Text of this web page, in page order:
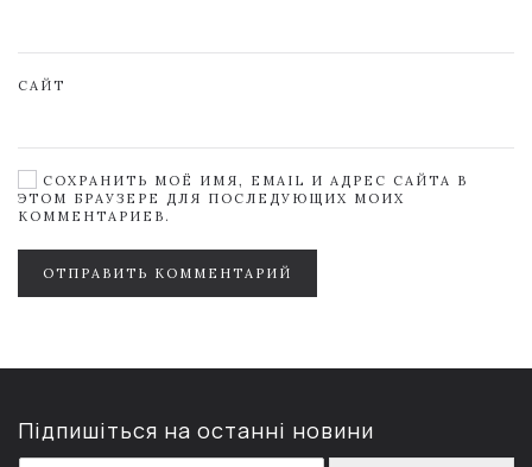
САЙТ
СОХРАНИТЬ МОЁ ИМЯ, EMAIL И АДРЕС САЙТА В
ЭТОМ БРАУЗЕРЕ ДЛЯ ПОСЛЕДУЮЩИХ МОИХ
КОММЕНТАРИЕВ.
ОТПРАВИТЬ КОММЕНТАРИЙ
Підпишіться на останні новини